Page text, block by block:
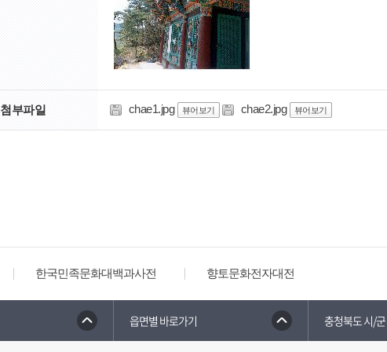
첨부파일 chae1.jpg 뷰어보기 chae2.jpg 뷰어보기
한국민족문화대백과사전 향토문화전자대전
읍면별 바로가기 충청북도 시/군